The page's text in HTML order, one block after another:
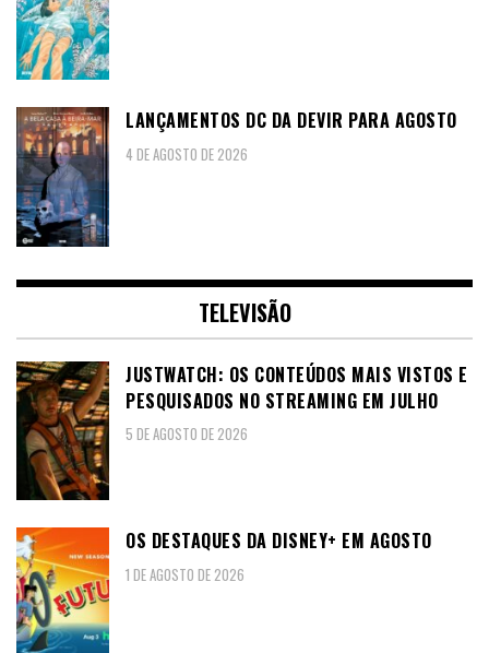
LANÇAMENTOS DC DA DEVIR PARA AGOSTO
4 DE AGOSTO DE 2026
TELEVISÃO
JUSTWATCH: OS CONTEÚDOS MAIS VISTOS E
PESQUISADOS NO STREAMING EM JULHO
5 DE AGOSTO DE 2026
OS DESTAQUES DA DISNEY+ EM AGOSTO
1 DE AGOSTO DE 2026